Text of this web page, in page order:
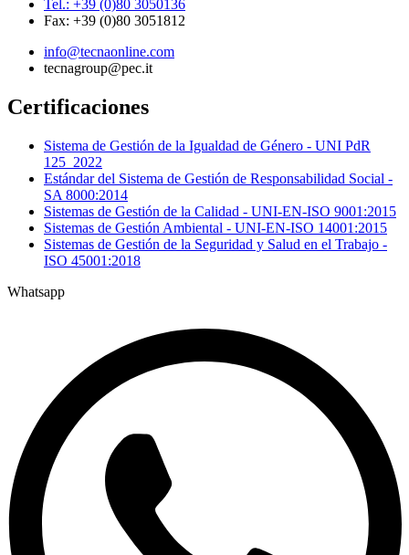
Tel.: +39 (0)80 3050136
Fax: +39 (0)80 3051812
info@tecnaonline.com
tecnagroup@pec.it
Certificaciones
Sistema de Gestión de la Igualdad de Género - UNI PdR
125_2022
Estándar del Sistema de Gestión de Responsabilidad Social -
SA 8000:2014
Sistemas de Gestión de la Calidad - UNI-EN-ISO 9001:2015
Sistemas de Gestión Ambiental - UNI-EN-ISO 14001:2015
Sistemas de Gestión de la Seguridad y Salud en el Trabajo -
ISO 45001:2018
Whatsapp